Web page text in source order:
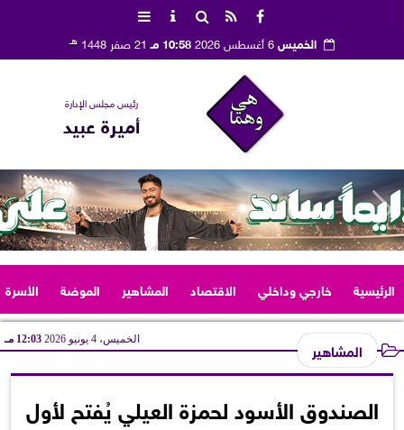
الخميس 10:58 مـ 21 صفر 1448 هـ
رئيس مجلس الإدارة
أميرة عبيد
الرئيسية خارجي وداخلي الاقتصاد المشاهير الموضة الأسرة
المشاهير الخميس، 4 يونيو 2026 12:03 مـ
الصندوق الأسود لحمزة العيلي يُفتح لأول